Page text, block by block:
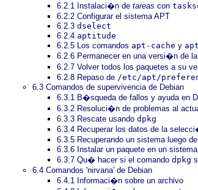
6.2.1 Instalaci�n de tareas con
6.2.2 Configurar el sistema APT
6.2.3 dselect
6.2.4 aptitude
6.2.5 Los comandos apt-cache y
6.2.6 Permanecer en una versi�n de
6.2.7 Volver todos los paquetes a su
6.2.8 Repaso de /etc/apt/
6.3 Comandos de supervivencia de Debian
6.3.1 B�squeda de fallos y ayuda en
6.3.2 Resoluci�n de problemas al
6.3.3 Rescate usando dpkg
6.3.4 Recuperar los datos de la
6.3.5 Recuperando un sistema luego
6.3.6 Instalar un paquete en un
6.3.7 Qu� hacer si el comando dpkg
6.4 Comandos 'nirvana' de Debian
6.4.1 Informaci�n sobre un archivo